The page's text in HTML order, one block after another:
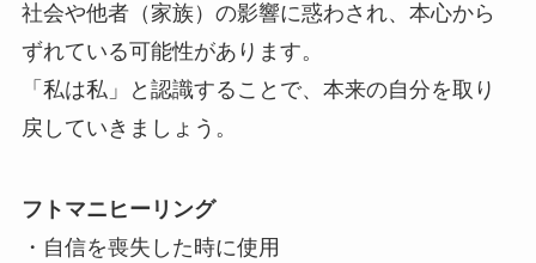
社会や他者（家族）の影響に惑わされ、本心から
ずれている可能性があります。
「私は私」と認識することで、本来の自分を取り
戻していきましょう。
フトマニヒーリング
・自信を喪失した時に使用